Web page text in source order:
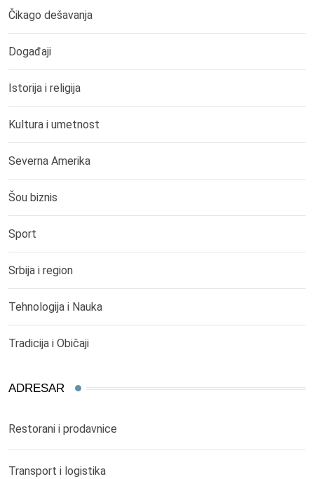
Čikago dešavanja
Događaji
Istorija i religija
Kultura i umetnost
Severna Amerika
Šou biznis
Sport
Srbija i region
Tehnologija i Nauka
Tradicija i Običaji
ADRESAR
Restorani i prodavnice
Transport i logistika